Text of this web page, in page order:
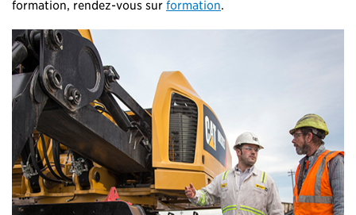
formation, rendez-vous sur formation.